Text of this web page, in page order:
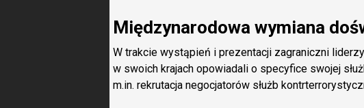
Międzynarodowa wymiana
W trakcie wystąpień i prezentacji zagraniczni
w swoich krajach opowiadali o specyfice swojej
m.in. rekrutacja negocjatorów służb